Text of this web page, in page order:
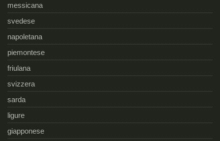
messicana
svedese
napoletana
piemontese
friulana
svizzera
sarda
ligure
giapponese